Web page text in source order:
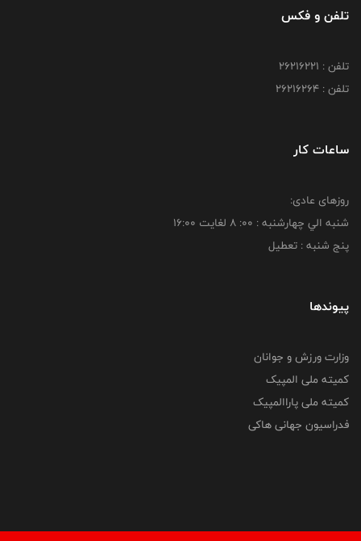
تلفن و فکس
تلفن : 26216221
تلفن : 26216264
ساعات کار
روزهای عادی:
شنبه الي چهارشنبه : 00: 8 لغايت 16:00
پنج شنبه : تعطیل
پیوندها
وزارت ورزش و جوانان
کمیته ملی المپیک
کمیته ملی پاراالمپیک
فدراسیون جهانی هاکی